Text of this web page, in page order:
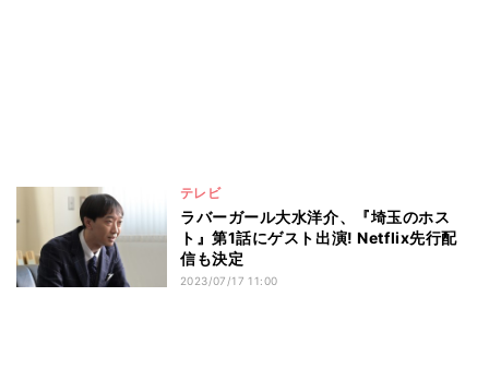
テレビ
ラバーガール大水洋介、『埼玉のホス
ト』第1話にゲスト出演! Netflix先行配
信も決定
2023/07/17 11:00